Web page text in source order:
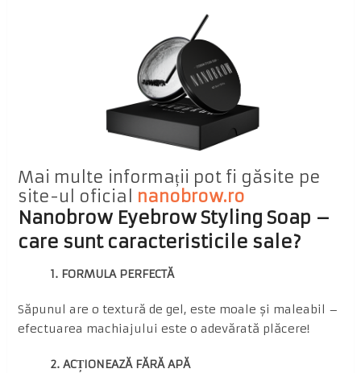
Mai multe informații pot fi găsite pe
site-ul oficial nanobrow.ro
Nanobrow Eyebrow Styling Soap –
care sunt caracteristicile sale?
1. FORMULA PERFECTĂ
Săpunul are o textură de gel, este moale și maleabil –
efectuarea machiajului este o adevărată plăcere!
2. ACȚIONEAZĂ FĂRĂ APĂ